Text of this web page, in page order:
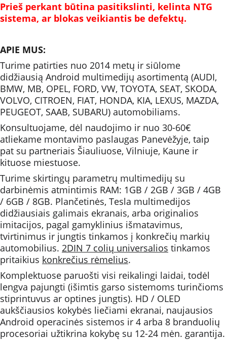
Prieš perkant būtina pasitikslinti, kelinta NTG
sistema, ar blokas veikiantis be defektų.
APIE MUS:
Turime patirties nuo 2014 metų ir siūlome
didžiausią Android multimedijų asortimentą (AUDI,
BMW, MB, OPEL, FORD, VW, TOYOTA, SEAT, SKODA,
VOLVO, CITROEN, FIAT, HONDA, KIA, LEXUS, MAZDA,
PEUGEOT, SAAB, SUBARU) automobiliams.
Konsultuojame, dėl naudojimo ir nuo 30-60€
atliekame montavimo paslaugas Panevėžyje, taip
pat su partneriais Šiauliuose, Vilniuje, Kaune ir
kituose miestuose.
Turime skirtingų parametrų multimedijų su
darbinėmis atmintimis RAM: 1GB / 2GB / 3GB / 4GB
/ 6GB / 8GB. Plančetinės, Tesla multimedijos
didžiausiais galimais ekranais, arba originalios
imitacijos, pagal gamyklinius išmatavimus,
tvirtinimus ir jungtis tinkamos į konkrečių markių
automobilius. 2DIN 7 colių universalios tinkamos
pritaikius konkrečius rėmelius.
Komplektuose paruošti visi reikalingi laidai, todėl
lengva pajungti (išimtis garso sistemoms turinčioms
stiprintuvus ar optines jungtis). HD / OLED
aukščiausios kokybės liečiami ekranai, naujausios
Android operacinės sistemos ir 4 arba 8 branduolių
procesoriai užtikrina kokybę su 12-24 mėn. garantija.